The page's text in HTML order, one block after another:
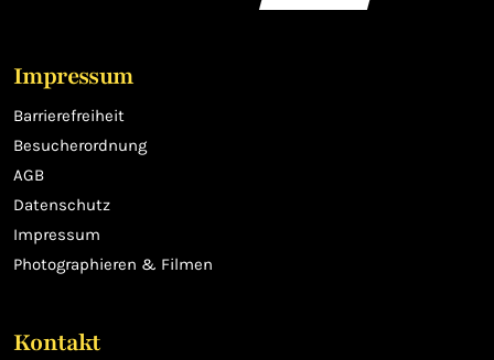
Impressum
Barrierefreiheit
Besucherordnung
AGB
Datenschutz
Impressum
Photographieren & Filmen
Kontakt